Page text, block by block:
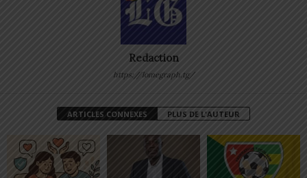
Redaction
https://lomegraph.tg/
ARTICLES CONNEXES PLUS DE L'AUTEUR